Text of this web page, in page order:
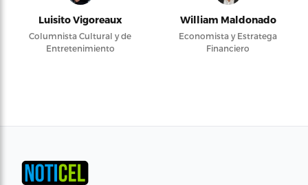
Luisito Vigoreaux
Columnista Cultural y de
Entretenimiento
William Maldonado
Economista y Estratega
Financiero